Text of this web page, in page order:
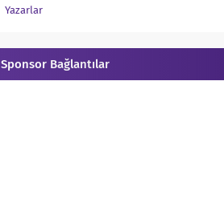
Yazarlar
Sponsor Bağlantılar